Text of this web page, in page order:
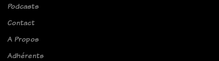
Podcasts
Contact
A Propos
Adhérents